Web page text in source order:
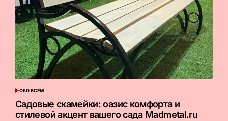
ОПУБЛИКОВАНО
В
ОБО ВСЁМ
Садовые скамейки: оазис комфорта и
стилевой акцент вашего сада Madmetal.ru